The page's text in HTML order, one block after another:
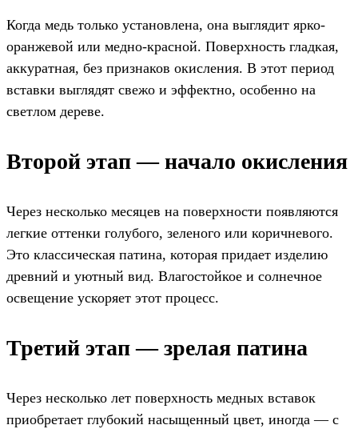
Когда медь только установлена, она выглядит ярко-
оранжевой или медно-красной. Поверхность гладкая,
аккуратная, без признаков окисления. В этот период
вставки выглядят свежо и эффектно, особенно на
светлом дереве.
Второй этап — начало окисления
Через несколько месяцев на поверхности появляются
легкие оттенки голубого, зеленого или коричневого.
Это классическая патина, которая придает изделию
древний и уютный вид. Влагостойкое и солнечное
освещение ускоряет этот процесс.
Третий этап — зрелая патина
Через несколько лет поверхность медных вставок
приобретает глубокий насыщенный цвет, иногда — с